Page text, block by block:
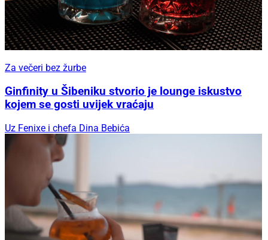
Za večeri bez žurbe
Ginfinity u Šibeniku stvorio je lounge iskustvo
kojem se gosti uvijek vraćaju
Uz Fenixe i chefa Dina Bebića